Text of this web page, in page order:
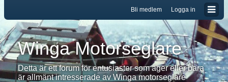
Logga in
Bli medlem
Winga Motorseglare
Detta är ett forum för entusiaster som äger eller bara
är allmänt intresserade av Winga motorseglare